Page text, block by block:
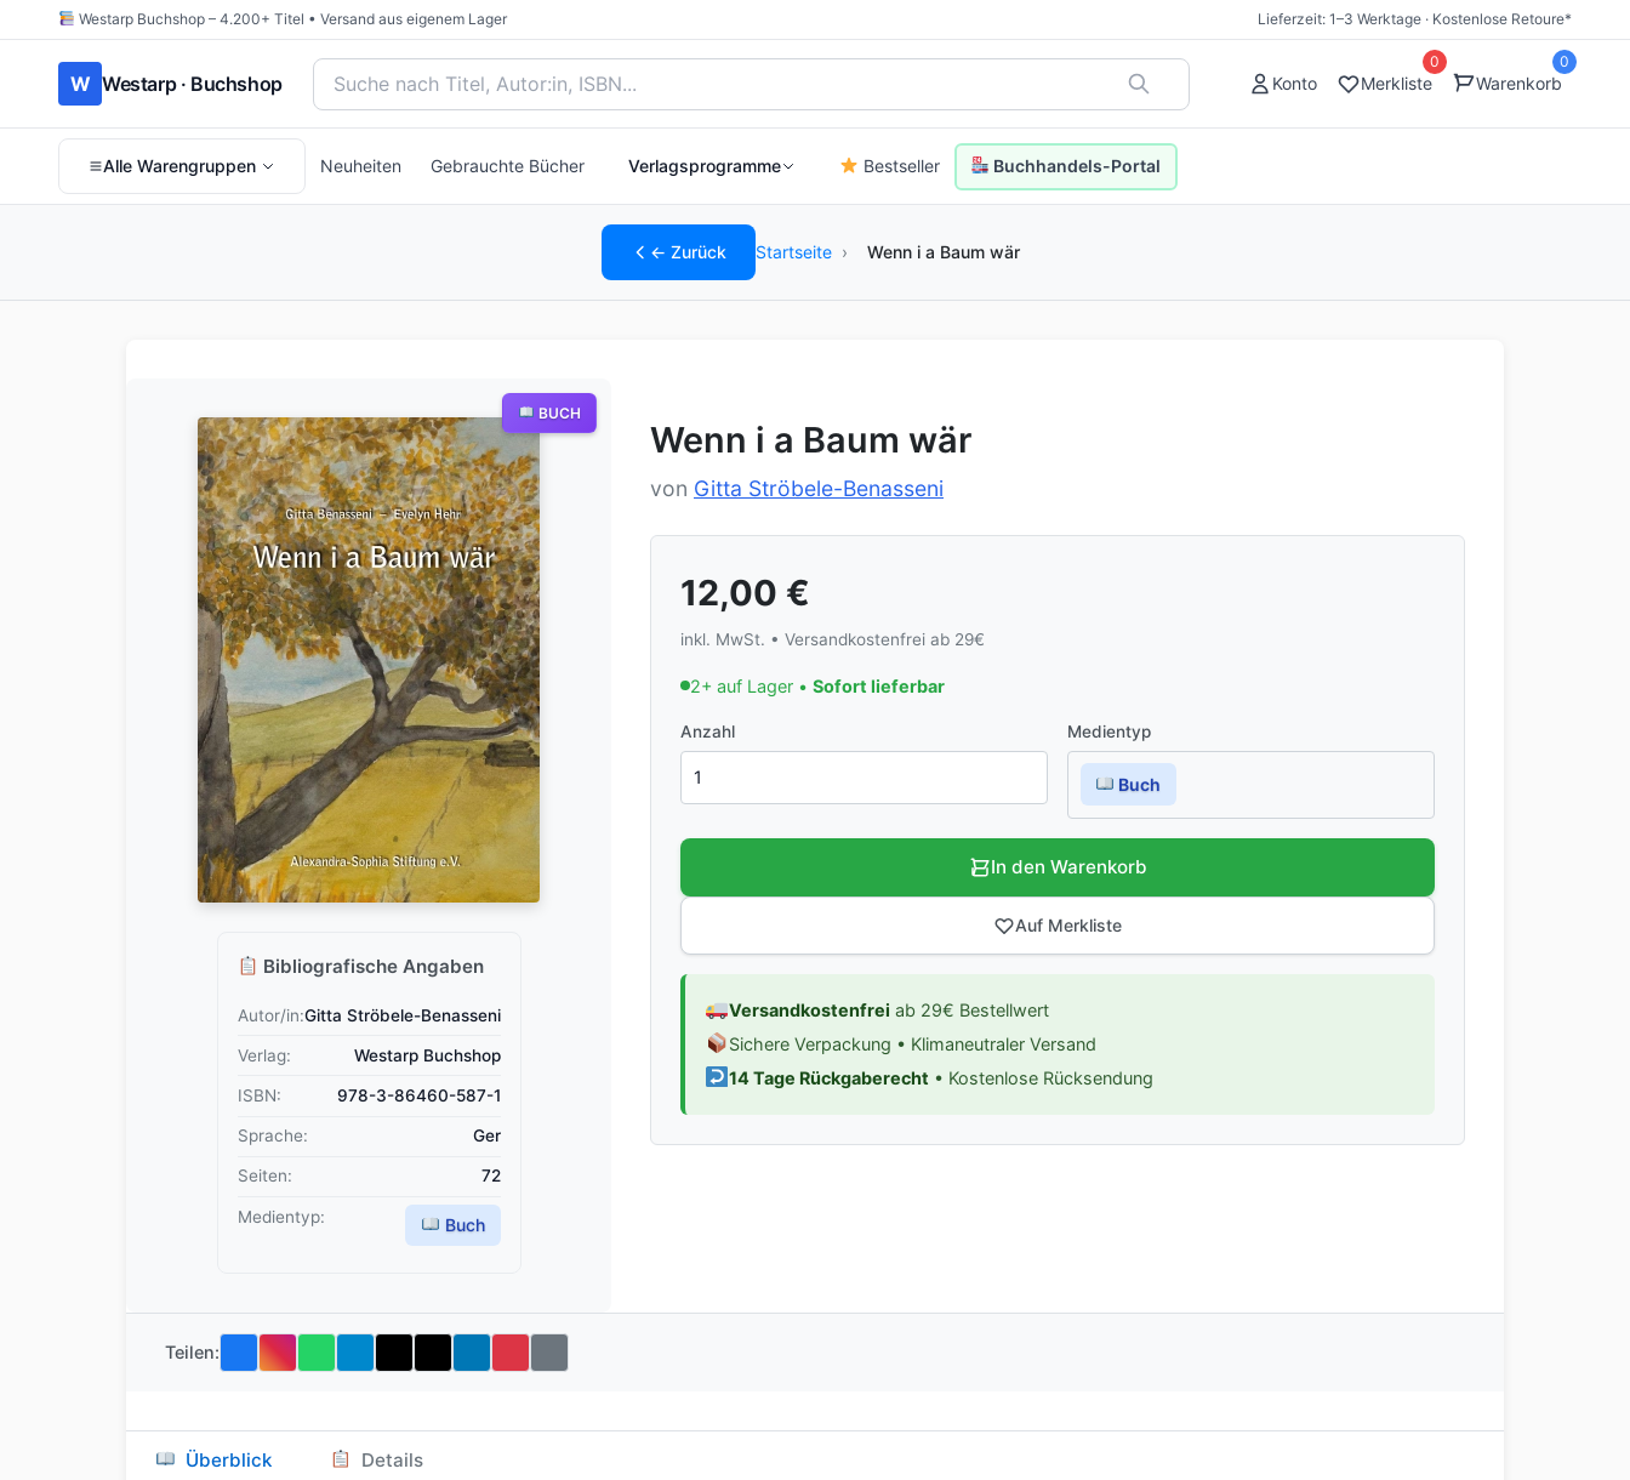
Westarp Buchshop – 4.200+ Titel • Versand aus eigenem Lager Lieferzeit: 1–3 Werktage · Kostenlose Retoure*
W Westarp · Buchshop Bücher suchen nach Titel, Autor:in oder ISBN Konto Merkliste
0
Warenkorb
0
Alle Warengruppen Neuheiten Gebrauchte Bücher Verlagsprogramme Bestseller Buchhandels-Portal
← Zurück Startseite › Wenn i a Baum wär
Bibliografische Angaben
Autor/in:Gitta Ströbele-Benasseni
Verlag: Westarp Buchshop
ISBN: 978-3-86460-587-1
Sprache: Ger
Seiten: 72
Medientyp: Buch
BUCH
Wenn i a Baum wär
von Gitta Ströbele-Benasseni
12,00 €
inkl. MwSt. • Versandkostenfrei ab 29€
2+ auf Lager • Sofort lieferbar
Anzahl Medientyp
Buch
In den Warenkorb
Auf Merkliste
Versandkostenfrei ab 29€ Bestellwert
Sichere Verpackung • Klimaneutraler Versand
14 Tage Rückgaberecht • Kostenlose Rücksendung
Teilen:
Überblick Details